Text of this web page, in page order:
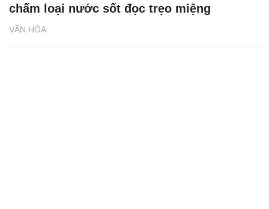
VĂN HÓA
chấm loại nước sốt đọc trẹo miệng